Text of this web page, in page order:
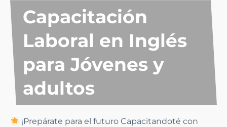
Capacitación
Laboral en Inglés
para Jóvenes y
adultos
¡Prepárate para el futuro Capacitandoté con